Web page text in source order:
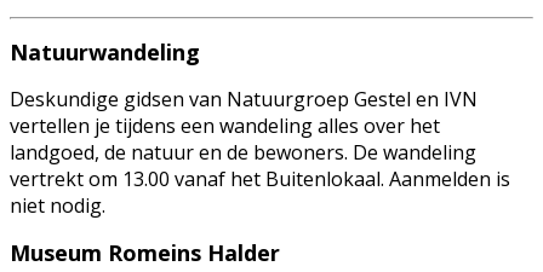
Natuurwandeling
Deskundige gidsen van Natuurgroep Gestel en IVN
vertellen je tijdens een wandeling alles over het
landgoed, de natuur en de bewoners. De wandeling
vertrekt om 13.00 vanaf het Buitenlokaal. Aanmelden is
niet nodig.
Museum Romeins Halder